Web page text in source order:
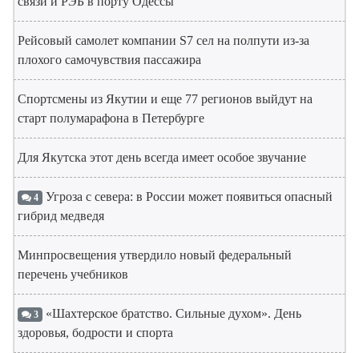
Рейсовый самолет компании S7 сел на полпути из-за
плохого самочувствия пассажира
Спортсмены из Якутии и еще 77 регионов выйдут на
старт полумарафона в Петербурге
Для Якутска этот день всегда имеет особое звучание
4 Угроза с севера: в России может появиться опасный
гибрид медведя
Минпросвещения утвердило новый федеральный
перечень учебников
3 «Шахтерское братство. Сильные духом». День
здоровья, бодрости и спорта